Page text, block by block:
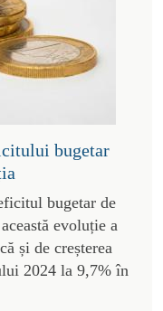
bugetar
bugetar de
evoluție a
și de creșterea
2024 la 9,7% în